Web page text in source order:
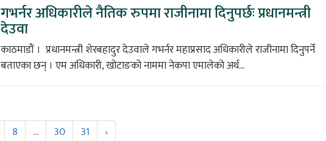
गभर्नर अधिकारीले नैतिक रुपमा राजीनामा दिनुपर्छः प्रधानमन्त्री
देउवा
काठमाडौं । प्रधानमन्त्री शेरबहादुर देउवाले गभर्नर महाप्रसाद अधिकारीले राजीनामा दिनुपर्ने
बताएका छन् । एम अधिकारी, खोटाङको नाममा नेकपा एमालेको अर्थ...
8 ... 30 31 ›